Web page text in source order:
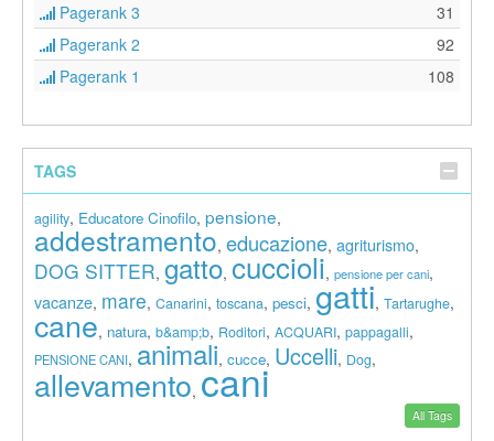
Pagerank 3
31
Pagerank 2
92
Pagerank 1
108
TAGS
agility, Educatore Cinofilo, pensione,
addestramento, educazione, agriturismo,
DOG SITTER, gatto, cuccioli, pensione per cani,
vacanze, mare, Canarini, toscana, pesci, gatti, Tartarughe,
cane, natura, b&amp;b, Roditori, ACQUARI, pappagalli,
PENSIONE CANI, animali, cucce, Uccelli, Dog,
allevamento, cani
All Tags